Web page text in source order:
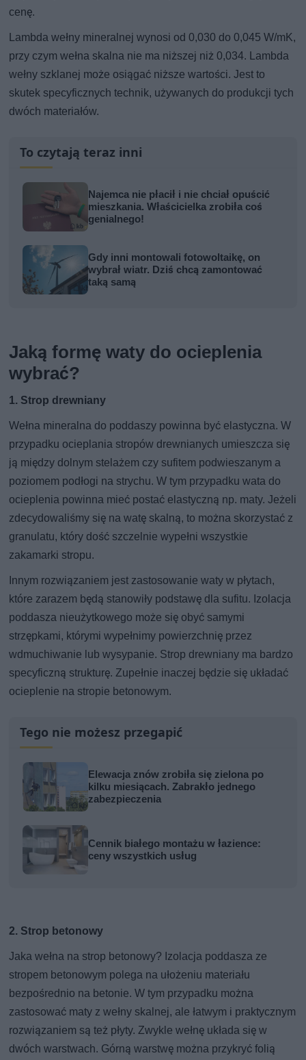
cenę.
Lambda wełny mineralnej wynosi od 0,030 do 0,045 W/mK,
przy czym wełna skalna nie ma niższej niż 0,034. Lambda
wełny szklanej może osiągać niższe wartości. Jest to
skutek specyficznych technik, używanych do produkcji tych
dwóch materiałów.
To czytają teraz inni
Najemca nie płacił i nie chciał opuścić
mieszkania. Właścicielka zrobiła coś
genialnego!
Gdy inni montowali fotowoltaikę, on
wybrał wiatr. Dziś chcą zamontować
taką samą
Jaką formę waty do ocieplenia
wybrać?
1. Strop drewniany
Wełna mineralna do poddaszy powinna być elastyczna. W
przypadku ocieplania stropów drewnianych umieszcza się
ją między dolnym stelażem czy sufitem podwieszanym a
poziomem podłogi na strychu. W tym przypadku wata do
ocieplenia powinna mieć postać elastyczną np. maty. Jeżeli
zdecydowaliśmy się na watę skalną, to można skorzystać z
granulatu, który dość szczelnie wypełni wszystkie
zakamarki stropu.
Innym rozwiązaniem jest zastosowanie waty w płytach,
które zarazem będą stanowiły podstawę dla sufitu. Izolacja
poddasza nieużytkowego może się obyć samymi
strzępkami, którymi wypełnimy powierzchnię przez
wdmuchiwanie lub wysypanie. Strop drewniany ma bardzo
specyficzną strukturę. Zupełnie inaczej będzie się układać
ocieplenie na stropie betonowym.
Tego nie możesz przegapić
Elewacja znów zrobiła się zielona po
kilku miesiącach. Zabrakło jednego
zabezpieczenia
Cennik białego montażu w łazience:
ceny wszystkich usług
2. Strop betonowy
Jaka wełna na strop betonowy? Izolacja poddasza ze
stropem betonowym polega na ułożeniu materiału
bezpośrednio na betonie. W tym przypadku można
zastosować maty z wełny skalnej, ale łatwym i praktycznym
rozwiązaniem są też płyty. Zwykle wełnę układa się w
dwóch warstwach. Górną warstwę można przykryć folią